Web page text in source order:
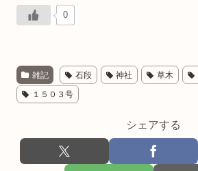
0
雑記 石段 神社 草木
１５０３号
シェアする